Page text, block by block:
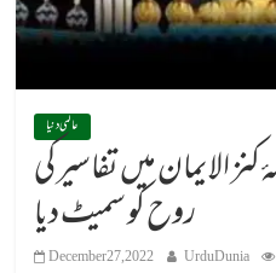
عالمی دنیا
الایمان میں تفاسیر کی
روح کو سمیٹ دیا
December 27, 2022 UrduDunia